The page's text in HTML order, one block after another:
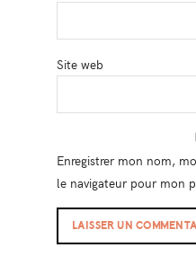
Site web
Enregistrer mon nom,
le navigateur pour mon